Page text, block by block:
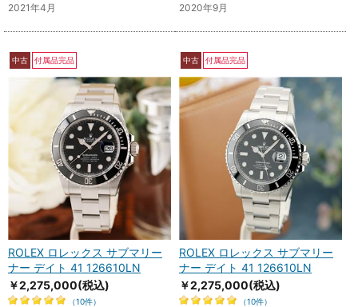
2021年4月
2020年9月
中古 付属品完品
ROLEX ロレックス サブマリー
ナー デイト 41 126610LN
￥2,275,000(税込)
（10件）
中古 付属品完品
ROLEX ロレックス サブマリー
ナー デイト 41 126610LN
￥2,275,000(税込)
（10件）